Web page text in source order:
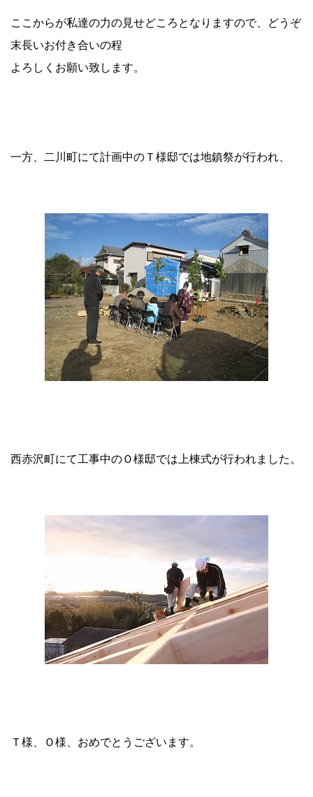
ここからが私達の力の見せどころとなりますので、どうぞ
末長いお付き合いの程
よろしくお願い致します。
一方、二川町にて計画中のＴ様邸では地鎮祭が行われ、
西赤沢町にて工事中のＯ様邸では上棟式が行われました。
Ｔ様、Ｏ様、おめでとうございます。